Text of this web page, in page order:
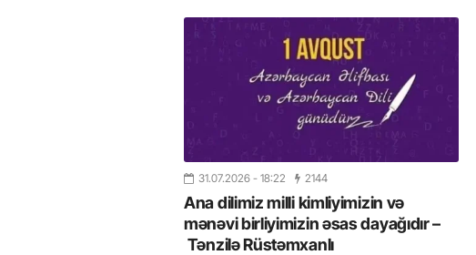
31.07.2026 - 18:22 2144
Ana dilimiz milli kimliyimizin və
mənəvi birliyimizin əsas dayağıdır –
Tənzilə Rüstəmxanlı